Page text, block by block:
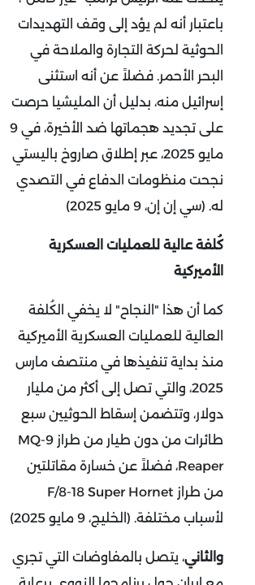
باعتبار أنه لم يؤد إلى وقف التهديدات
الحوثية لحركة التجارة والملاحة في
البحر الأحمر. فضلاً عن أنه استثنى
إسرائيل منه، بدليل أن المليشيا حرصت
على تجديد هجماتها ضد الأخيرة، في 9
مايو 2025، عبر إطلاق صاروخ باليستي
نجحت منظومات الدفاع في التصدي
له. (سي إن إن، 9 مايو 2025)
كُلفة عالية للعمليات العسكرية
الأميركية
كما أن هذا "النجاح" لا يخفي الكُلفة
العالية للعمليات العسكرية الأميركية
منذ بداية تنفيذها في منتصف مارس
2025، والتي تصل إلى أكثر من مليار
دولار، وتتضمن إسقاط الحوثيين سبع
طائرات من دون طيار من طراز MQ-9
Reaper، فضلاً عن خسارة مقاتلتين
من طراز F/8-18 Super Hornet
لأسباب مختلفة. (الخليج، 9 مايو 2025)
والثاني، يتصل بالمفاوضات التي تجري